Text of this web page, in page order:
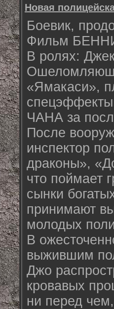
Новая
Боевик,
Фильм
В ролях:
«Ямакаси»,
ЧАНА за
После
инспектор
драконы»,
что пой­мает
сынки
принимают
молодых
В
выжившим
Джо
кровавых
ни перед